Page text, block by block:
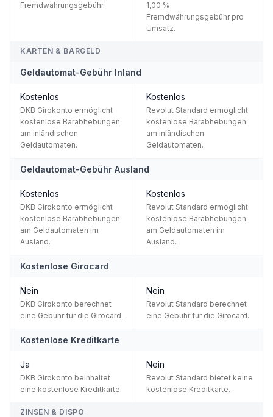
Fremdwährungsgebühr.
1,00 %
Fremdwährungsgebühr pro
Umsatz.
KARTEN & BARGELD
Geldautomat-Gebühr Inland
Kostenlos
DKB Girokonto ermöglicht
kostenlose Barabhebungen
am inländischen
Geldautomaten.
Kostenlos
Revolut Standard ermöglicht
kostenlose Barabhebungen
am inländischen
Geldautomaten.
Geldautomat-Gebühr Ausland
Kostenlos
DKB Girokonto ermöglicht
kostenlose Barabhebungen
am Geldautomaten im
Ausland.
Kostenlos
Revolut Standard ermöglicht
kostenlose Barabhebungen
am Geldautomaten im
Ausland.
Kostenlose Girocard
Nein
DKB Girokonto berechnet
eine Gebühr für die Girocard.
Nein
Revolut Standard berechnet
eine Gebühr für die Girocard.
Kostenlose Kreditkarte
Ja
DKB Girokonto beinhaltet
eine kostenlose Kreditkarte.
Nein
Revolut Standard bietet keine
kostenlose Kreditkarte.
ZINSEN & DISPO